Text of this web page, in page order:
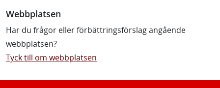
Webbplatsen
Har du frågor eller förbättringsförslag angående
webbplatsen?
Tyck till om webbplatsen